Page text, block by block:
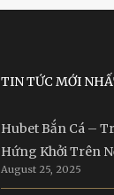
TIN TỨC MỚI
Hubet Bắn Cá –
Hứng Khởi Trên
August 25, 2025